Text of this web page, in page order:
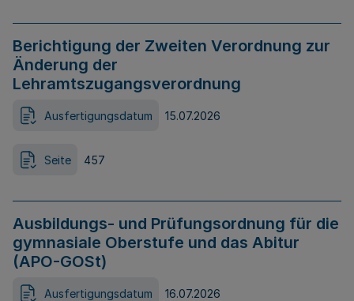
Berichtigung der Zweiten Verordnung zur
Änderung der
Lehramtszugangsverordnung
Ausfertigungsdatum 15.07.2026
Seite 457
Ausbildungs- und Prüfungsordnung für die
gymnasiale Oberstufe und das Abitur
(APO-GOSt)
Ausfertigungsdatum 16.07.2026